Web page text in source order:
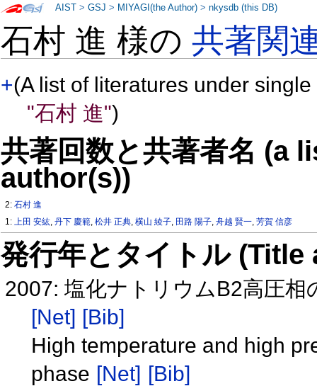
石村 進 様の共著関
+(A list of literatures under
"石村 進")
共著回数と共著者名 (a
author(s))
2:石村 進
1:上田 安紘,丹下 慶範,松井 正典,横山 綾子, 田路 陽子,舟越 賢一,芳賀 信彦
発行年とタイトル
2007: 塩化ナトリウムB2高圧
[Net] [Bib]
High temperature and high
phase [Net] [Bib]
AIST >GSJ > MIYAGI(the Author) >nkysdb (this DB)